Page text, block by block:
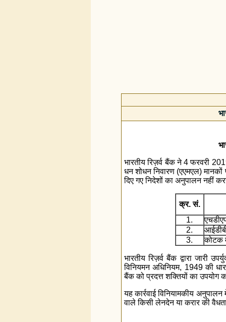
भारतीय रिज़र्व बैंक ने 4 फरवरी
धन शोधन निवारण (एएमएल)
दिए गए निदेशों का अनुपालन नहीं
क्र. सं.
1.
2.
3.
कोटक
भारतीय रिज़र्व बैंक द्वारा जारी
विनियमन अधिनियम, 1949 की
बैंक को प्रदत्त शक्तियों का उपयोग
यह कार्रवाई विनियामकीय
वाले किसी लेनदेन या करार की